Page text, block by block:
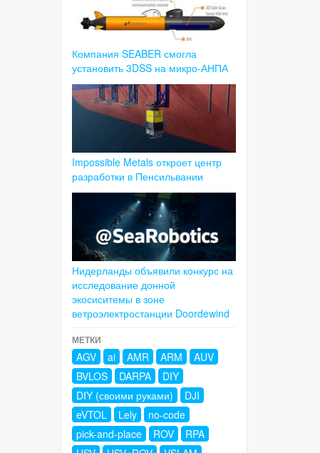
Компания SEABER смогла
установить 3DSS на микро-АНПА
Impossible Metals откроет центр
разработки в Пенсильвании
Нидерланды объявили конкурс на
исследование донной
экосиситемы в зоне
ветроэлектростанции Doordewind
МЕТКИ
AGV ai AMR ARM
AUV
BVLOS
DARPA
DIY
DIY (своими руками)
DJI
eVTOL
Lely
no-code
pick-and-place
ROV
RPA